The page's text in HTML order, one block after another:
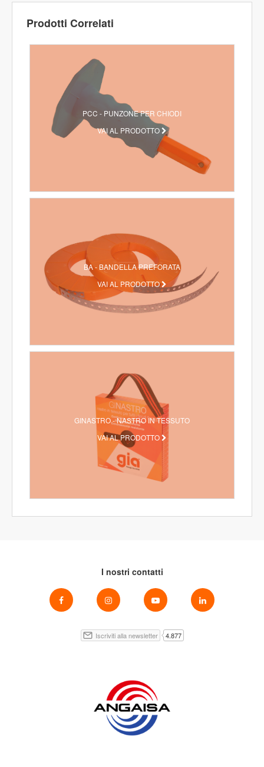
Prodotti Correlati
PCC - PUNZONE PER CHIODI
VAI AL PRODOTTO
BA - BANDELLA PREFORATA
VAI AL PRODOTTO
GINASTRO - NASTRO IN TESSUTO
VAI AL PRODOTTO
I nostri contatti